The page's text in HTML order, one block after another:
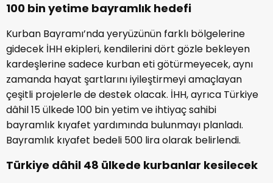
100 bin yetime bayramlık hedefi
Kurban Bayramı’nda yeryüzünün farklı bölgelerine
gidecek İHH ekipleri, kendilerini dört gözle bekleyen
kardeşlerine sadece kurban eti götürmeyecek, aynı
zamanda hayat şartlarını iyileştirmeyi amaçlayan
çeşitli projelerle de destek olacak. İHH, ayrıca Türkiye
dâhil 15 ülkede 100 bin yetim ve ihtiyaç sahibi
bayramlık kıyafet yardımında bulunmayı planladı.
Bayramlık kıyafet bedeli 500 lira olarak belirlendi.
Türkiye dâhil 48 ülkede kurbanlar kesilecek